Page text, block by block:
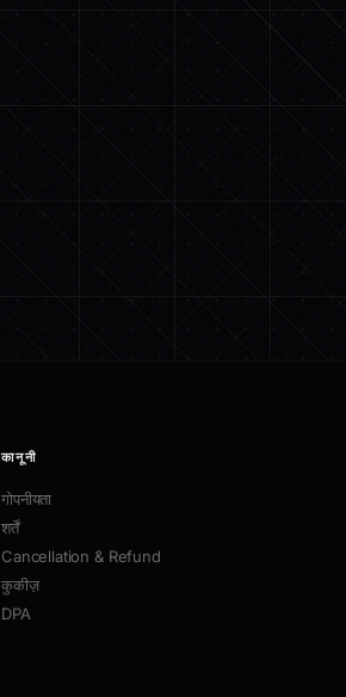
कानूनी
गोपनीयता
शर्तें
Cancellation & Refund
कुकीज़
DPA